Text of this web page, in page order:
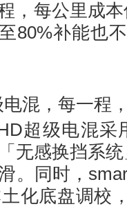
，每公里成
80%补能也
混，每一程
超级电混采
无感换挡系
。同时，
化底盘调校